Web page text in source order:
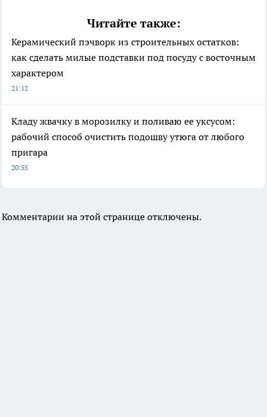
Читайте также:
Керамический пэчворк из строительных остатков:
как сделать милые подставки под посуду с восточным
характером
21:12
Кладу жвачку в морозилку и поливаю ее уксусом:
рабочий способ очистить подошву утюга от любого
пригара
20:55
Комментарии на этой странице отключены.